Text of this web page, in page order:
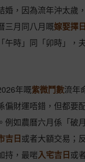
婚，因為流年沖太歲
三月同八月嘅嫁娶擇日
「午時」同「卯時」，
年嘅紫微鬥數流年
偏財運唔錯，但都要
例如農曆六月係「破
吉日或者大額交易；
持，最啱入宅吉日或